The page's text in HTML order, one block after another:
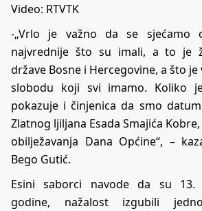
Video: RTVTK
-„Vrlo je važno da se
najvrednije što su imali, a to je
države Bosne i Hercegovine, a što
slobodu koji svi imamo. Koliko
pokazuje i činjenica da smo
Zlatnog ljiljana Esada Smajića
obilježavanja Dana Općine“, –
Bego Gutić.
Esini saborci navode da su 13.
godine, nažalost izgubili